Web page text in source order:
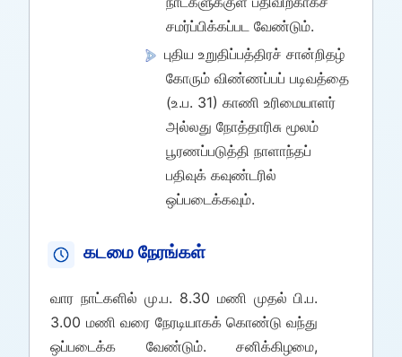
சமர்ப்பிக்கப்பட வேண்டும்.
புதிய உறுதிப்பத்திரச் சான்றிதழ்
கோரும் விண்ணப்பப் படிவத்தை
(உ.ப. 31) காணி உரிமையாளர்
அல்லது நோத்தாரிசு மூலம்
பூரணப்படுத்தி நாளாந்தப்
பதிவுக் கவுண்டரில்
ஒப்படைக்கவும்.
கடமை நேரங்கள்
வார நாட்களில் மு.ப. 8.30 மணி முதல் பி.ப.
3.00 மணி வரை நேரடியாகக் கொண்டு வந்து
ஒப்படைக்க வேண்டும். சனிக்கிழமை,